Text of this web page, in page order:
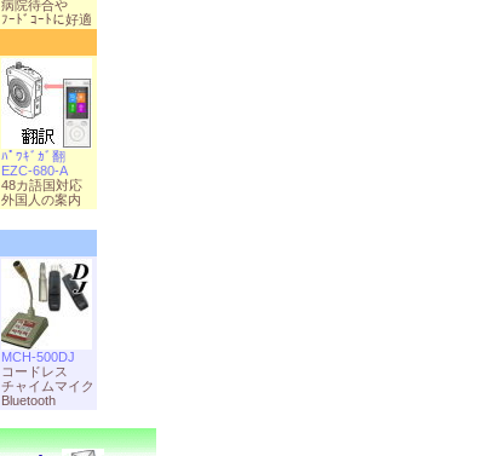
病院待合や
ﾌｰﾄﾞｺｰﾄに好適
ﾊﾟﾜｷﾞｶﾞ翻
EZC-680-A
48カ語国対応
外国人の案内
MCH-500DJ
コードレス
チャイムマイク
Bluetooth